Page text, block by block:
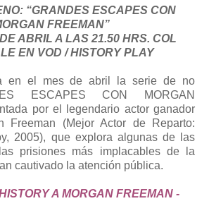
“GRANDES ESCAPES CON
FREEMAN”
ABRIL A LAS 21.50 HRS. COL
EN VOD / HISTORY PLAY
en el mes de abril la serie de no
ESCAPES CON MORGAN
por el legendario actor ganador
Freeman (Mejor Actor de Reparto:
2005), que explora algunas de las
prisiones más implacables de la
cautivado la atención pública.
A MORGAN FREEMAN -